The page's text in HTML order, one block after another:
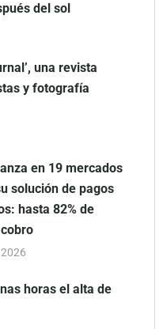
del sol
una revista
y fotografía
en 19 mercados
solución de pagos
hasta 82% de
horas el alta de